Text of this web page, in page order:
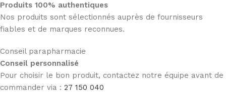
Produits 100% authentiques
Nos produits sont sélectionnés auprès de fournisseurs
fiables et de marques reconnues.
Conseil parapharmacie
Conseil personnalisé
Pour choisir le bon produit, contactez notre équipe avant de
commander via : 27 150 040